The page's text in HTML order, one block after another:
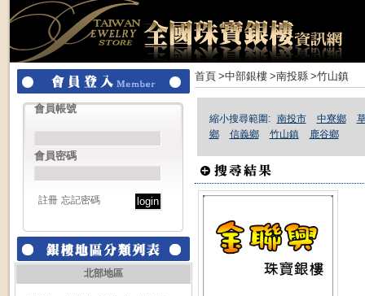
會員帳號
會員密碼
註冊 忘記密碼
北部地區
首頁 >中部銀樓 >南投縣 >竹山鎮
縮小搜尋範圍: 南投市 中寮鄉
鄉
信義鄉 竹山鎮 鹿谷鄉